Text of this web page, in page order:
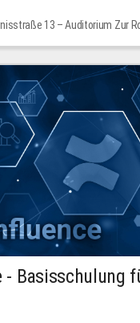
13 – Auditorium Zur
- Basisschulung